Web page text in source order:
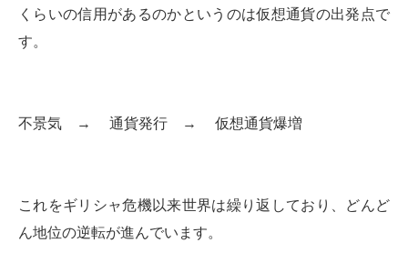
くらいの信用があるのかというのは仮想通貨の出発点で
す。
不景気 → 通貨発行 → 仮想通貨爆増
これをギリシャ危機以来世界は繰り返しており、どんど
ん地位の逆転が進んでいます。